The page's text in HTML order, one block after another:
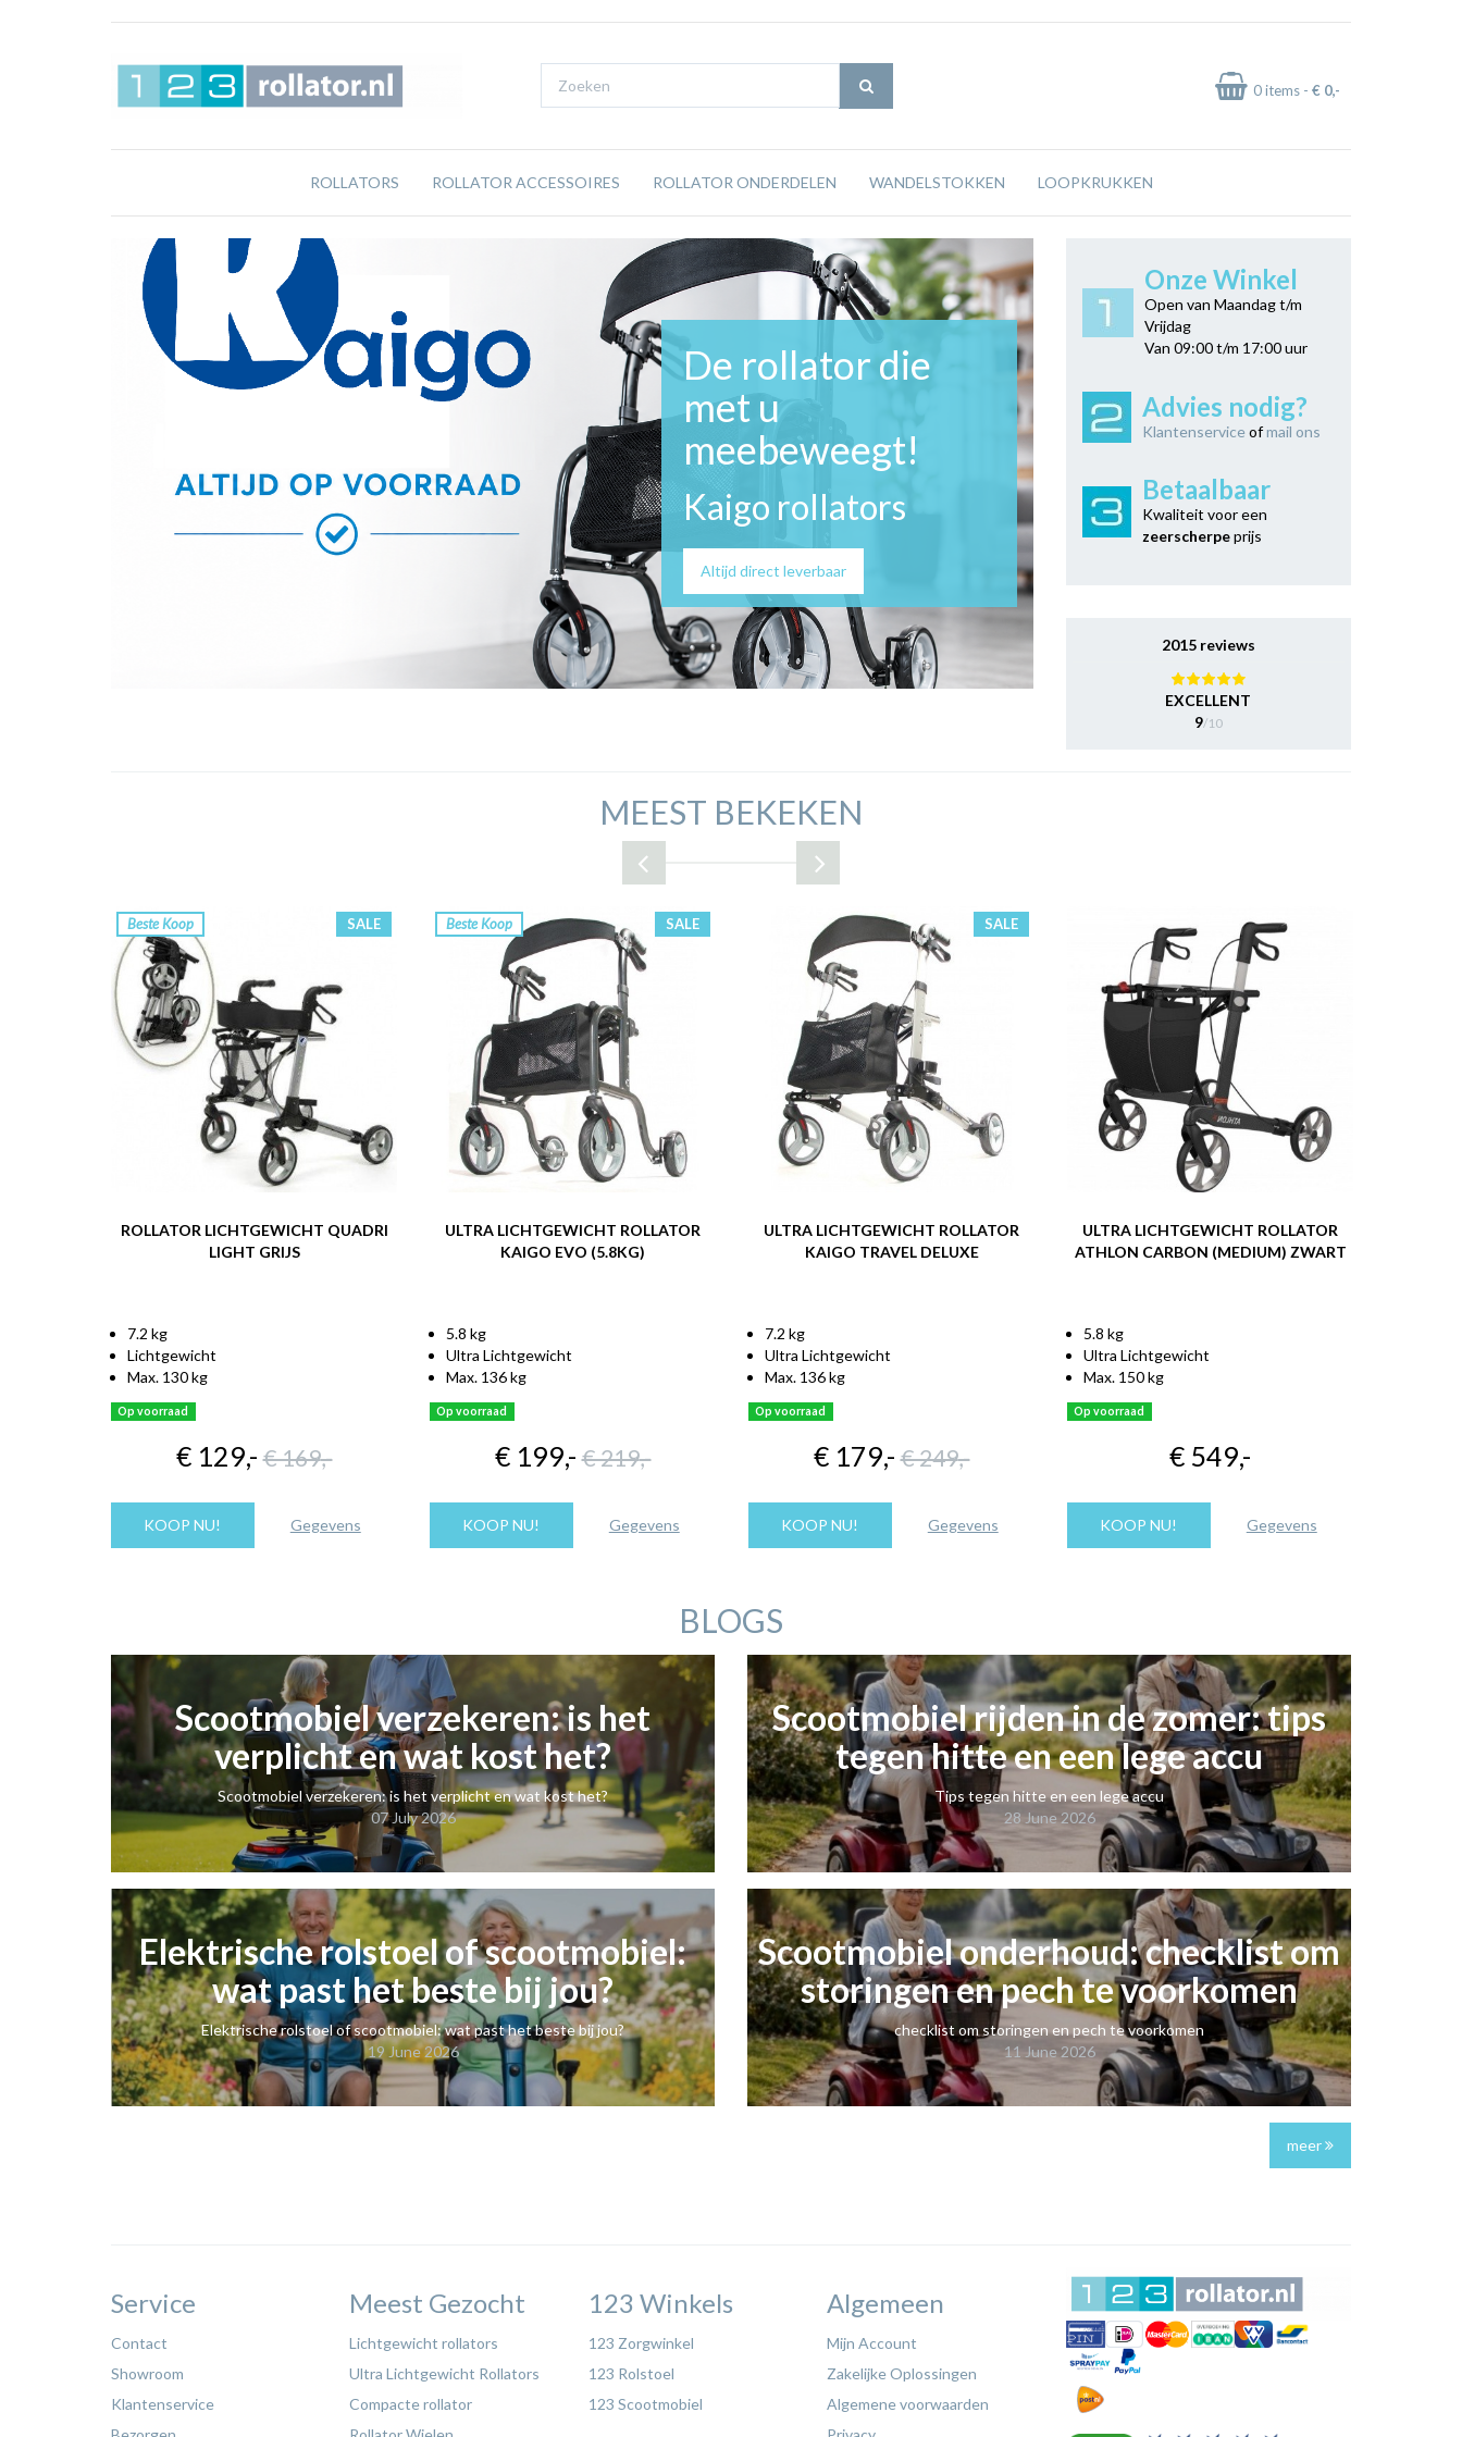
0items - € 0,-
ROLLATORS ROLLATOR ACCESSOIRES ROLLATOR ONDERDELEN WANDELSTOKKEN LOOPKRUKKEN
De rollator die
met u
meebeweegt!
Kaigo rollators
Altijd direct leverbaar
Onze Winkel
Open van Maandag t/m
Vrijdag
Van 09:00 t/m 17:00 uur
Advies nodig?
Klantenserviceofmail ons
Betaalbaar
Kwaliteit voor een
zeerscherpeprijs
2015 reviews
EXCELLENT
9/10
MEEST BEKEKEN
SALE
ROLLATOR LICHTGEWICHT QUADRI
LIGHT GRIJS
7.2 kg
Lichtgewicht
Max. 130 kg
Op voorraad
€ 129,- € 169,-
KOOP NU! Gegevens
Beste Koop SALE
ULTRA LICHTGEWICHT ROLLATOR
KAIGO EVO (5.8KG)
5.8 kg
Ultra Lichtgewicht
Max. 136 kg
Op voorraad
€ 199,- € 219,-
KOOP NU! Gegevens
Beste Koop SALE
ULTRA LICHTGEWICHT ROLLATOR
KAIGO TRAVEL DELUXE
7.2 kg
Ultra Lichtgewicht
Max. 136 kg
Op voorraad
€ 179,- € 249,-
KOOP NU! Gegevens
ULTRA LICHTGEWICHT ROLLATOR
ATHLON CARBON (MEDIUM) ZWART
5.8 kg
Ultra Lichtgewicht
Max. 150 kg
Op voorraad
€ 549,-
KOOP NU! Gegevens
BLOGS
Scootmobiel verzekeren: is het
verplicht en wat kost het?
Scootmobiel verzekeren: is het verplicht en wat kost het?
07 July 2026
Scootmobiel rijden in de zomer: tips
tegen hitte en een lege accu
Tips tegen hitte en een lege accu
28 June 2026
Elektrische rolstoel of scootmobiel:
wat past het beste bij jou?
Elektrische rolstoel of scootmobiel: wat past het beste bij jou?
19 June 2026
​Scootmobiel onderhoud: checklist om
storingen en pech te voorkomen
checklist om storingen en pech te voorkomen
11 June 2026
meer
Service
Contact
Showroom
Klantenservice
Meest Gezocht
Lichtgewicht rollators
Ultra Lichtgewicht Rollators
Compacte rollator
123 Winkels
123 Zorgwinkel
123 Rolstoel
123 Scootmobiel
Algemeen
Mijn Account
Zakelijke Oplossingen
Algemene voorwaarden